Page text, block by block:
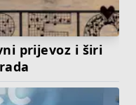
prijevoz i širi